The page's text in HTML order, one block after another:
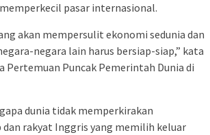
pasar internasional.
akan mempersulit ekonomi sedunia dan
negara lain harus bersiap-siap,” kata
Pertemuan Puncak Pemerintah Dunia di
dunia tidak memperkirakan
rakyat Inggris yang memilih keluar